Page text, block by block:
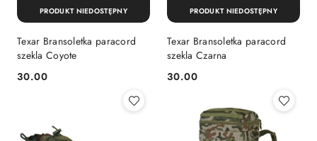
Texar Bransoletka paracord
szekla Coyote
Cena:
30.00
PRODUKT NIEDOSTĘPNY
Texar Bransoletka paracord
szekla Czarna
Cena:
30.00
PRODUKT NIEDOSTĘPNY